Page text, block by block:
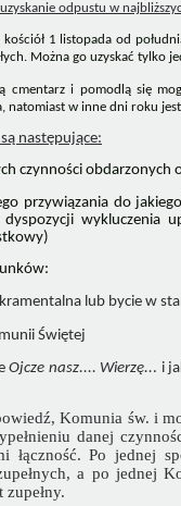
odpustu w
1 listopada od
Można go uzyskać tylko
cmentarz i pomodlą się
natomiast w inne dni roku
następujące:
czynności obdarzonych
przywiązania do
wykluczenia
lub bycie w
Świętej
Ojcze nasz.... Wierzę... i
Komunia św. i
danej
Po jednej
a po jednej